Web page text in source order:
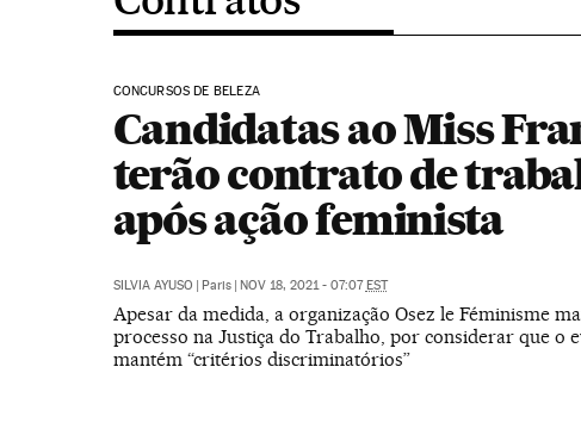
CONCURSOS DE BELEZA
Candidatas ao Miss
terão contrato de
após ação feminista
SILVIA AYUSO | Paris | NOV 18, 2021 - 07:07EST
Apesar da medida, a organização Osez le Féminisme
processo na Justiça do Trabalho, por considerar que o
mantém “critérios discriminatórios”